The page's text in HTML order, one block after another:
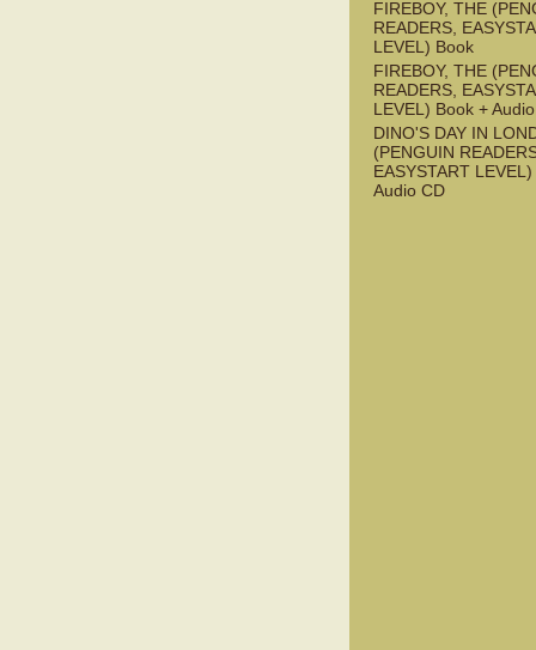
FIREBOY, THE
READERS,
LEVEL) Book
FIREBOY, THE
READERS,
LEVEL) Book +
DINO'S DAY IN
(PENGUIN
EASYSTART
Audio CD